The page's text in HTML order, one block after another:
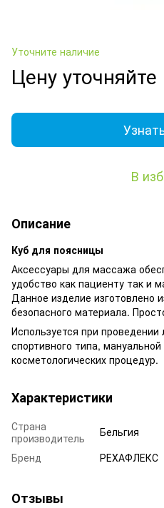
Уточните наличие
Цену уточняйте
В
Описание
Куб для поясницы
Аксессуары для массажа
удобство как пациенту так и
Данное изделие изготовлено
безопасного материала.
Используется при проведении
спортивного типа, мануальной
косметологических процедур.
Характеристики
Страна
производитель
Бельгия
Бренд
РЕХАФЛЕКС
Отзывы